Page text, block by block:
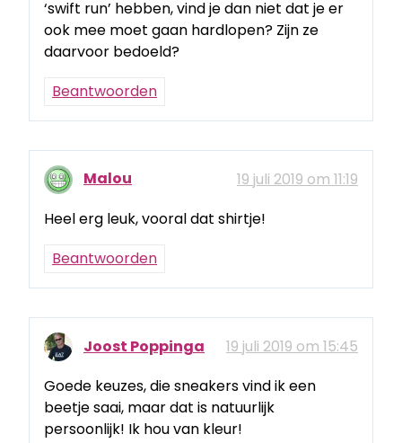
‘swift run’ hebben, vind je dan niet dat je er
ook mee moet gaan hardlopen? Zijn ze
daarvoor bedoeld?
Beantwoorden
Malou
19 juli 2019 om 11:19
Heel erg leuk, vooral dat shirtje!
Beantwoorden
Joost Poppinga
19 juli 2019 om 15:45
Goede keuzes, die sneakers vind ik een
beetje saai, maar dat is natuurlijk
persoonlijk! Ik hou van kleur!